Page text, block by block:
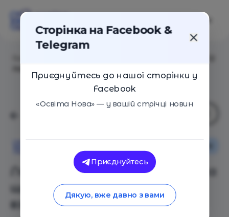
Липучки замість шнурівок та
ще 12 порад з безпеки дітей
взимку
Сторінка на Facebook &
Telegram
Приєднуйтесь до нашої сторінки у
Facebook
«Освіта Нова» — у вашій стрічці новин
Приєднуйтесь
Дякую, вже давно з вами